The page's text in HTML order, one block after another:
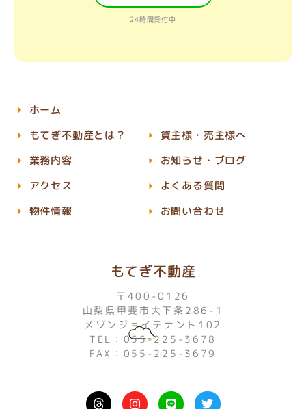
24時間受付中
もてぎ不動産
〒400-0126
山梨県甲斐市大下条286-1
メゾンジョイテナント102
TEL：055-225-3678
FAX：055-225-3679
I L T
ホーム
もてぎ不動産とは？
業務内容
アクセス
物件情報
貸主様・売主様へ
お知らせ・ブログ
よくある質問
お問い合わせ